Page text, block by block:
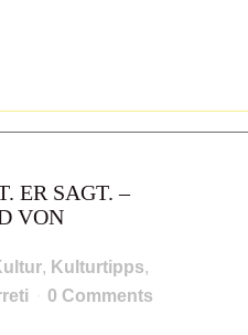
ER SAGT. –
VON
, Kulturtipps,
0 Comments